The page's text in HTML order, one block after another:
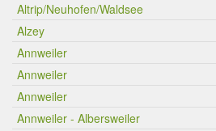
Altrip/Neuhofen/Waldsee
Alzey
Annweiler
Annweiler
Annweiler
Annweiler - Albersweiler